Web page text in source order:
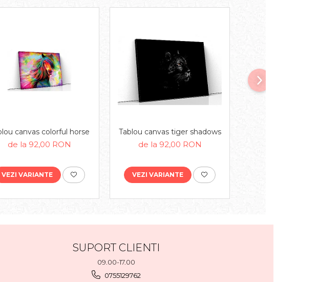
canvas colorful horse
de la 92,00 RON
VEZI VARIANTE
Tablou canvas tiger shadows
de la 92,00 RON
VEZI VARIANTE
SUPORT CLIENTI
09.00-17.00
0755129762